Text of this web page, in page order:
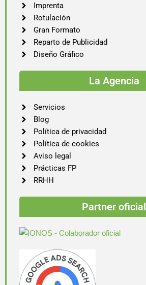
Imprenta
Rotulación
Gran Formato
Reparto de Publicidad
Diseño Gráfico
La Agencia
Servicios
Blog
Política de privacidad
Política de cookies
Aviso legal
Prácticas FP
RRHH
Partner oficial